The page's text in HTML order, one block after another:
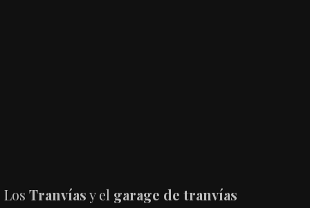
LosTranvíasy el garage de tranvías